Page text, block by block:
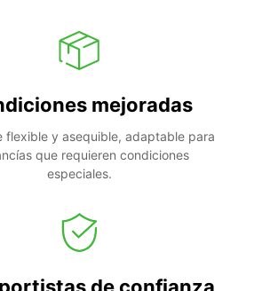
mejoradas
flexible y asequible, adaptable para
que requieren condiciones
especiales.
de confianza